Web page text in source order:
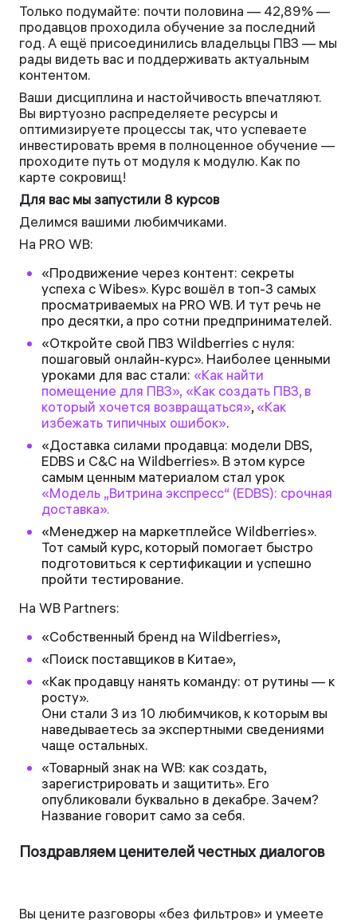
Только подумайте: почти половина — 42,89% —
продавцов проходила обучение за последний
год. А ещё присоединились владельцы ПВЗ — мы
рады видеть вас и поддерживать актуальным
контентом.
Ваши дисциплина и настойчивость впечатляют.
Вы виртуозно распределяете ресурсы и
оптимизируете процессы так, что успеваете
инвестировать время в полноценное обучение —
проходите путь от модуля к модулю. Как по
карте сокровищ!
Для вас мы запустили 8 курсов
Делимся вашими любимчиками.
На PRO WB:
«Продвижение через контент: секреты
успеха с Wibes». Курс вошёл в топ-3 самых
просматриваемых на PRO WB. И тут речь не
про десятки, а про сотни предпринимателей.
«Откройте свой ПВЗ Wildberries с нуля:
пошаговый онлайн-курс». Наиболее ценными
уроками для вас стали: «Как найти
помещение для ПВЗ», «Как создать ПВЗ, в
который хочется возвращаться», «Как
избежать типичных ошибок».
«Доставка силами продавца: модели DBS,
EDBS и C&C на Wildberries». В этом курсе
самым ценным материалом стал урок
«Модель „Витрина экспресс“ (EDBS): срочная
доставка».
«Менеджер на маркетплейсе Wildberries».
Тот самый курс, который помогает быстро
подготовиться к сертификации и успешно
пройти тестирование.
На WB Partners:
«Собственный бренд на Wildberries»,
«Поиск поставщиков в Китае»,
«Как продавцу нанять команду: от рутины — к
росту».
Они стали 3 из 10 любимчиков, к которым вы
наведываетесь за экспертными сведениями
чаще остальных.
«Товарный знак на WB: как создать,
зарегистрировать и защитить». Его
опубликовали буквально в декабре. Зачем?
Название говорит само за себя.
Поздравляем ценителей честных диалогов
Вы цените разговоры «без фильтров» и умеете